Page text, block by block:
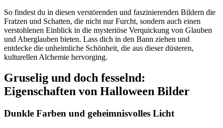
So findest du in diesen verstörenden und faszinierenden Bildern die
Fratzen und Schatten, die nicht nur Furcht, sondern auch einen
verstohlenen Einblick in die mysteriöse Verquickung von Glauben
und Aberglauben bieten. Lass dich in den Bann ziehen und
entdecke die unheimliche Schönheit, die aus dieser düsteren,
kulturellen Alchemie hervorging.
Gruselig und doch fesselnd:
Eigenschaften von Halloween Bilder
Dunkle Farben und geheimnisvolles Licht